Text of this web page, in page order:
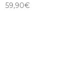
59,90€